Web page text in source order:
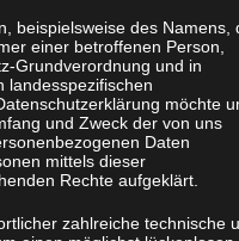
beispielsweise des Namens,
einer betroffenen Person,
Grundverordnung und in
landesspezifischen
möchte
und Zweck der von uns
Daten
mittels dieser
Rechte aufgeklärt.
zahlreiche technische